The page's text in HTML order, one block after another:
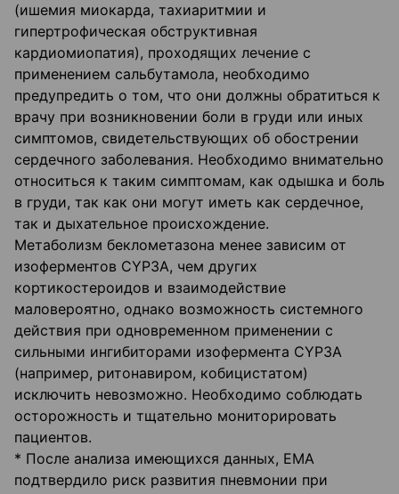
(ишемия миокарда, тахиаритмии и
гипертрофическая обструктивная
кардиомиопатия), проходящих лечение с
применением сальбутамола, необходимо
предупредить о том, что они должны обратиться к
врачу при возникновении боли в груди или иных
симптомов, свидетельствующих об обострении
сердечного заболевания. Необходимо внимательно
относиться к таким симптомам, как одышка и боль
в груди, так как они могут иметь как сердечное,
так и дыхательное происхождение.
Метаболизм беклометазона менее зависим от
изоферментов CYP3A, чем других
кортикостероидов и взаимодействие
маловероятно, однако возможность системного
действия при одновременном применении с
сильными ингибиторами изофермента CYP3A
(например, ритонавиром, кобицистатом)
исключить невозможно. Необходимо соблюдать
осторожность и тщательно мониторировать
пациентов.
* После анализа имеющихся данных, ЕМА
подтвердило риск развития пневмонии при